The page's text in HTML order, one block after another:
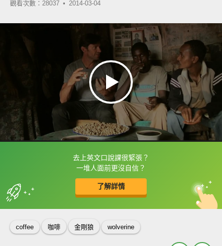
觀看次數：28037 • 2014-03-04
去上英文口說課很緊張？
一堆人面前更沒自信？
了解詳情
框選或點兩下字幕可以直接查字典喔！
收錄佳句 中
英
coffee 咖啡 金剛狼 wolverine